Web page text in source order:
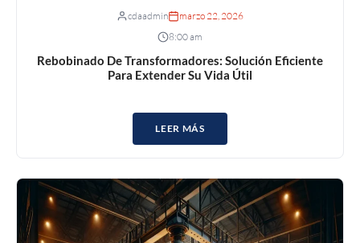
cdaadmin
marzo 22, 2026
8:00 am
Rebobinado De Transformadores: Solución Eficiente
Para Extender Su Vida Útil
LEER MÁS